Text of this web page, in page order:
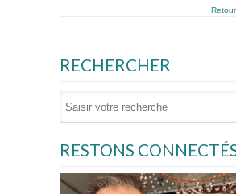
RECHERCHER
RESTONS